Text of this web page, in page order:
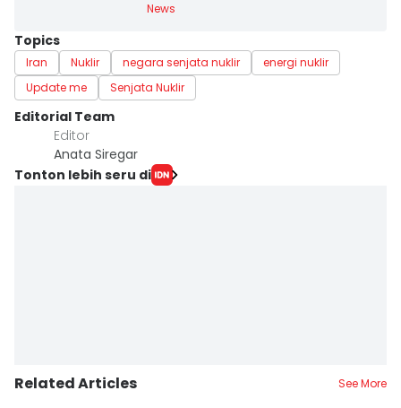
News
Topics
Iran Nuklir negara senjata nuklir
energi nuklir
Update me
Senjata Nuklir
Editorial Team
Editor
Anata Siregar
Tonton lebih seru di
Related Articles See More